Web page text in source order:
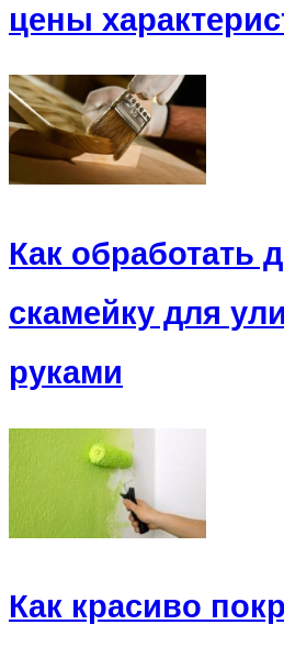
цены
Как обработать
скамейку для
руками
Как красиво